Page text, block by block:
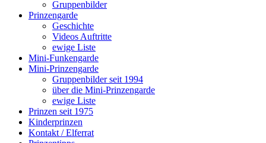
Gruppenbilder
Prinzengarde
Geschichte
Videos Auftritte
ewige Liste
Mini-Funkengarde
Mini-Prinzengarde
Gruppenbilder seit 1994
über die Mini-Prinzengarde
ewige Liste
Prinzen seit 1975
Kinderprinzen
Kontakt / Elferrat